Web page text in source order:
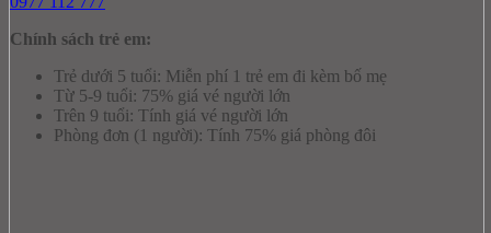
Chính sách trẻ em:
Trẻ dưới 5 tuổi: Miễn phí 1 trẻ em đi kèm bố mẹ
Từ 5-9 tuổi: 75% giá vé người lớn
Trên 9 tuổi: Tính giá vé người lớn
Phòng đơn (1 người): Tính 75% giá phòng đôi